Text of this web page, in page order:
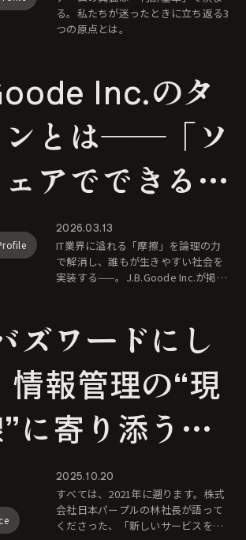
る。私たちが迷ったときに立ち返る3
つの原点とは。
Inc.のタ
ンとは――「ソ
アでできるこ
て」
2026.03.13
IT業界に溢れる「摩擦」を論理の力
で解消し、誰もが生きやすい社会を
実装する——。J.B.Goode Inc.が掲げ
ズワードにし
情報管理の“現
に寄り添う
会社日本パー
2025.10.20
すべては、2021年に遡ります。株式
会社日本パープルの林社長が語って
くださった、「新しいサービスを世